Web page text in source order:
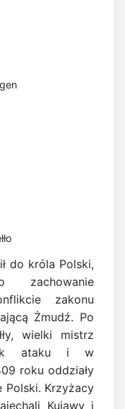
do króla Polski,
zachowanie
zakonu
Żmudź. Po
wielki mistrz
ataku i w
roku oddziały
Polski. Krzyżacy
Kujawy i